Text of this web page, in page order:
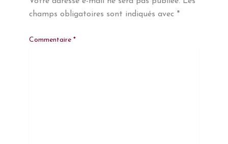
champs obligatoires sont indiqués avec *
Commentaire *